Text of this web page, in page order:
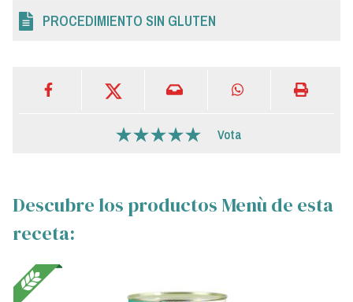
PROCEDIMIENTO SIN GLUTEN
Vota
Descubre los productos Menù de esta
receta: